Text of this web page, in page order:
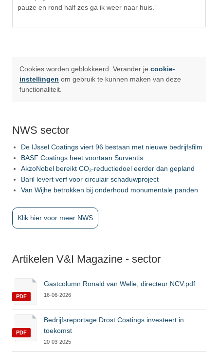
pauze en rond half zes ga ik weer naar huis.”
Cookies worden geblokkeerd. Verander je cookie-
instellingen om gebruik te kunnen maken van deze
functionaliteit.
NWS sector
De IJssel Coatings viert 96 bestaan met nieuwe bedrijfsfilm
BASF Coatings heet voortaan Surventis
AkzoNobel bereikt CO₂-reductiedoel eerder dan gepland
Baril levert verf voor circulair schaduwproject
Van Wijhe betrokken bij onderhoud monumentale panden
Klik hier voor meer NWS
Artikelen V&I Magazine - sector
PDF
Gastcolumn Ronald van Welie, directeur NCV.pdf
16-06-2026
PDF
Bedrijfsreportage Drost Coatings investeert in
toekomst
20-03-2025